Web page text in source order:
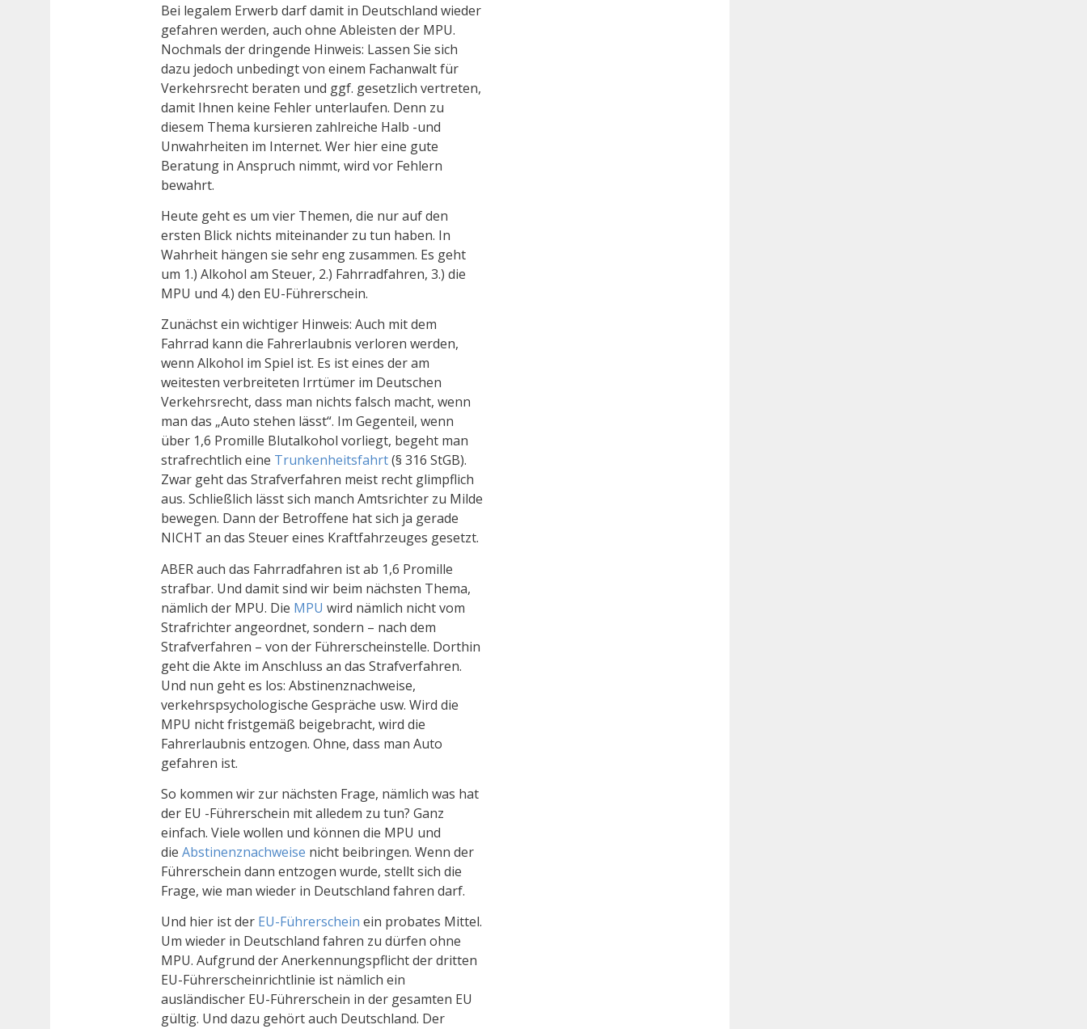
Bei legalem Erwerb darf damit in Deutschland wieder
gefahren werden, auch ohne Ableisten der MPU.
Nochmals der dringende Hinweis: Lassen Sie sich
dazu jedoch unbedingt von einem Fachanwalt für
Verkehrsrecht beraten und ggf. gesetzlich vertreten,
damit Ihnen keine Fehler unterlaufen. Denn zu
diesem Thema kursieren zahlreiche Halb -und
Unwahrheiten im Internet. Wer hier eine gute
Beratung in Anspruch nimmt, wird vor Fehlern
bewahrt.
Heute geht es um vier Themen, die nur auf den
ersten Blick nichts miteinander zu tun haben. In
Wahrheit hängen sie sehr eng zusammen. Es geht
um 1.) Alkohol am Steuer, 2.) Fahrradfahren, 3.) die
MPU und 4.) den EU-Führerschein.
Zunächst ein wichtiger Hinweis: Auch mit dem
Fahrrad kann die Fahrerlaubnis verloren werden,
wenn Alkohol im Spiel ist. Es ist eines der am
weitesten verbreiteten Irrtümer im Deutschen
Verkehrsrecht, dass man nichts falsch macht, wenn
man das „Auto stehen lässt“. Im Gegenteil, wenn
über 1,6 Promille Blutalkohol vorliegt, begeht man
strafrechtlich eine Trunkenheitsfahrt(§ 316 StGB).
Zwar geht das Strafverfahren meist recht glimpflich
aus. Schließlich lässt sich manch Amtsrichter zu Milde
bewegen. Dann der Betroffene hat sich ja gerade
NICHT an das Steuer eines Kraftfahrzeuges gesetzt.
ABER auch das Fahrradfahren ist ab 1,6 Promille
strafbar. Und damit sind wir beim nächsten Thema,
nämlich der MPU. Die MPU wird nämlich nicht vom
Strafrichter angeordnet, sondern – nach dem
Strafverfahren – von der Führerscheinstelle. Dorthin
geht die Akte im Anschluss an das Strafverfahren.
Und nun geht es los: Abstinenznachweise,
verkehrspsychologische Gespräche usw. Wird die
MPU nicht fristgemäß beigebracht, wird die
Fahrerlaubnis entzogen. Ohne, dass man Auto
gefahren ist.
So kommen wir zur nächsten Frage, nämlich was hat
der EU -Führerschein mit alledem zu tun? Ganz
einfach. Viele wollen und können die MPU und
die Abstinenznachweise nicht beibringen. Wenn der
Führerschein dann entzogen wurde, stellt sich die
Frage, wie man wieder in Deutschland fahren darf.
Und hier ist derEU-Führerschein ein probates Mittel.
Um wieder in Deutschland fahren zu dürfen ohne
MPU. Aufgrund der Anerkennungspflicht der dritten
EU-Führerscheinrichtlinie ist nämlich ein
ausländischer EU-Führerschein in der gesamten EU
gültig. Und dazu gehört auch Deutschland. Der